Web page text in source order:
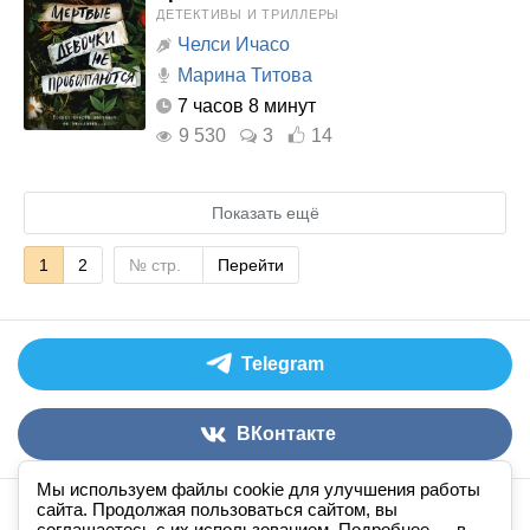
Мы используем файлы cookie для улучшения работы
сайта. Продолжая пользоваться сайтом, вы
ДЕТЕКТИВЫ И ТРИЛЛЕРЫ
Челси Ичасо
Марина Титова
7 часов 8 минут
9 530
3 14
Показать ещё
1 2 Перейти
Telegram
ВКонтакте
Аудиокниги слушать онлайн книгав ухе